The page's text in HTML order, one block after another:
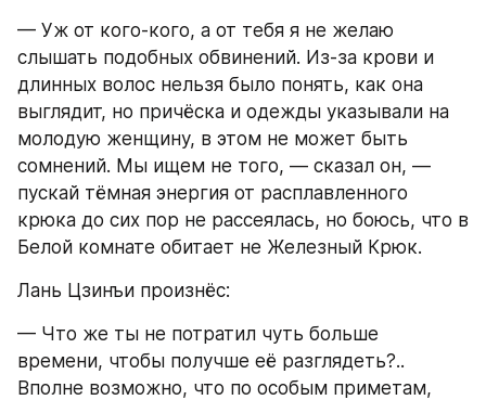
— Уж от кого-кого, а от тебя я не желаю
слышать подобных обвинений. Из-за крови и
длинных волос нельзя было понять, как она
выглядит, но причёска и одежды указывали на
молодую женщину, в этом не может быть
сомнений. Мы ищем не того, — сказал он, —
пускай тёмная энергия от расплавленного
крюка до сих пор не рассеялась, но боюсь, что в
Белой комнате обитает не Железный Крюк.
Лань Цзинъи произнёс:
— Что же ты не потратил чуть больше
времени, чтобы получше её разглядеть?..
Вполне возможно, что по особым приметам,